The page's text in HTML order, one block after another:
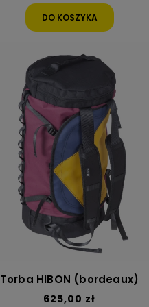
DO KOSZYKA
Torba HIBON (bordeaux)
625,00 zł